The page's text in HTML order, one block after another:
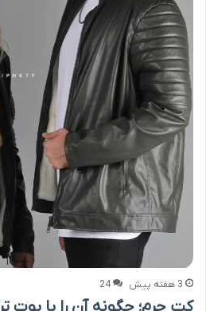
3 هفته پیش 24
کت چرم؛ چگونه آن را با بوت